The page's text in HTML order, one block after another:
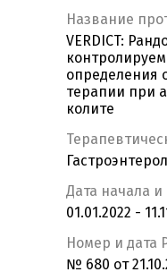
Название
VERDICT:
определения
терапии при
колите
Дата начала
01.01.2022 -
Номер и дата
№ 680 от